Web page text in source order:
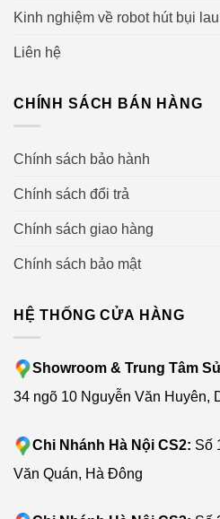
Kinh nghiệm về robot hút bụi
Liên hệ
CHÍNH SÁCH BÁN HÀNG
Chính sách bảo hành
Chính sách đổi trả
Chính sách giao hàng
Chính sách bảo mật
HỆ THỐNG CỬA HÀNG
Showroom & Trung Tâm
34 ngõ 10 Nguyễn Văn Huyên,
Chi Nhánh Hà Nội CS2: Số
Văn Quán, Hà Đông